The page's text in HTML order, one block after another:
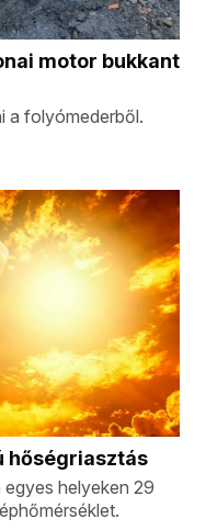
motor bukkant
a folyómederből.
hőségriasztás
helyeken 29